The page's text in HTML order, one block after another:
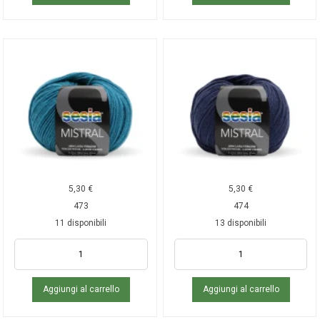
5,30€
473
11 disponibili
Aggiungi al carrello
5,30€
474
13 disponibili
Aggiungi al carrello